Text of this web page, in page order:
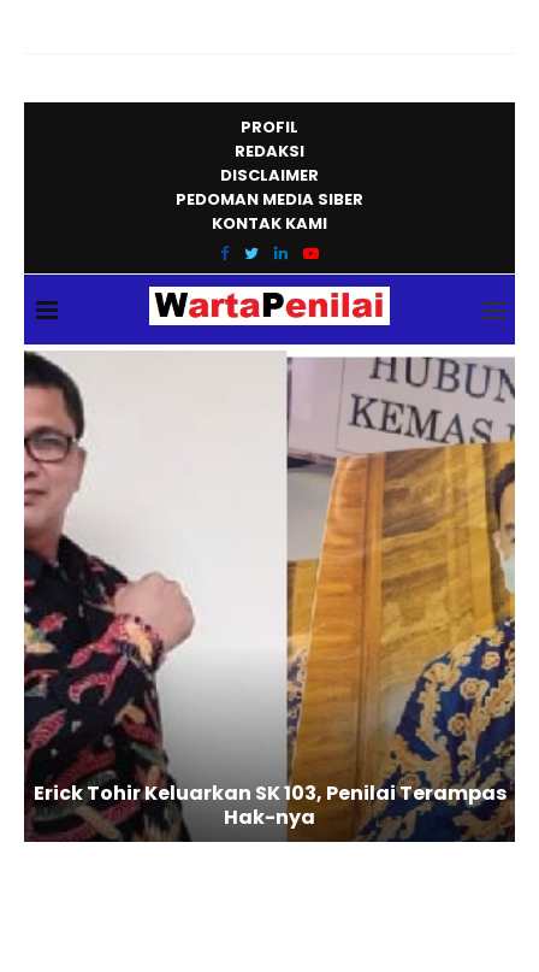
PROFIL
REDAKSI
DISCLAIMER
PEDOMAN MEDIA SIBER
KONTAK KAMI
Ketua Umum DPN MAPPI, Telah Berpulang